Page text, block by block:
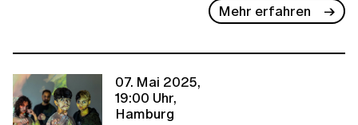
Mehr erfahren
07. Mai 2025,
19:00 Uhr,
Hamburg